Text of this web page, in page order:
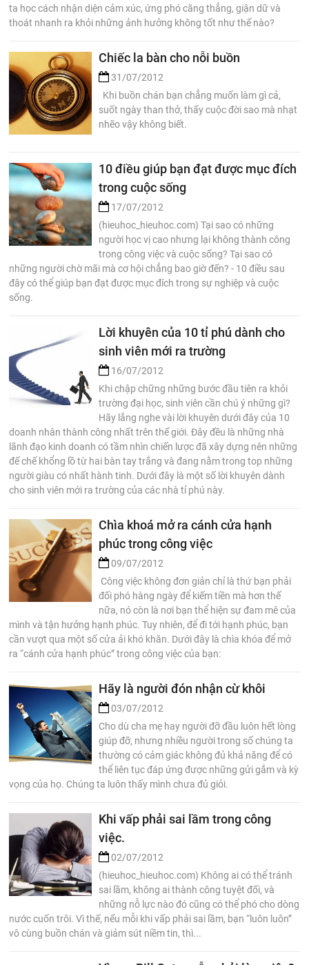
ta học cách nhận diện cảm xúc, ứng phó căng thẳng, giận dữ và
thoát nhanh ra khỏi những ảnh hưởng không tốt như thế nào?
Chiếc la bàn cho nỗi buồn
31/07/2012
Khi buồn chán bạn chẳng muốn làm gì cả,
suốt ngày than thở, thấy cuộc đời sao mà nhạt
nhẽo vậy không biết.
10 điều giúp bạn đạt được mục đích
trong cuộc sống
17/07/2012
(hieuhoc_hieuhoc.com) Tại sao có những
người học vị cao nhưng lại không thành công
trong công việc và cuộc sống? Tại sao có
những người chờ mãi mà cơ hội chẳng bao giờ đến? - 10 điều sau
đây có thể giúp bạn đạt được mục đích trong sự nghiệp và cuộc
sống.
Lời khuyên của 10 tỉ phú dành cho
sinh viên mới ra trường
16/07/2012
Khi chập chững những bước đầu tiên ra khỏi
trường đại học, sinh viên cần chú ý những gì?
Hãy lắng nghe vài lời khuyên dưới đây của 10
doanh nhân thành công nhất trên thế giới. Đây đều là những nhà
lãnh đạo kinh doanh có tầm nhìn chiến lược đã xây dựng nên những
đế chế khổng lồ từ hai bàn tay trắng và đang nằm trong top những
người giàu có nhất hành tinh. Dưới đây là một số lời khuyên dành
cho sinh viên mới ra trường của các nhà tỉ phú này.
Chìa khoá mở ra cánh cửa hạnh
phúc trong công việc
09/07/2012
Công việc không đơn giản chỉ là thứ bạn phải
đối phó hàng ngày để kiếm tiền mà hơn thế
nữa, nó còn là nơi bạn thể hiện sự đam mê của
mình và tận hưởng hạnh phúc. Tuy nhiên, để đi tới hạnh phúc, bạn
cần vượt qua một số cửa ải khó khăn. Dưới đây là chìa khóa để mở
ra “cánh cửa hạnh phúc” trong công việc của bạn:
Hãy là người đón nhận cừ khôi
03/07/2012
Cho dù cha mẹ hay người đỡ đầu luôn hết lòng
giúp đỡ, nhưng nhiều người trong số chúng ta
thường có cảm giác không đủ khả năng để có
thể liên tục đáp ứng được những gửi gắm và kỳ
vọng của họ. Chúng ta luôn thấy mình chưa đủ giỏi.
Khi vấp phải sai lầm trong công
việc.
02/07/2012
(hieuhoc_hieuhoc.com) Không ai có thể tránh
sai lầm, không ai thành công tuyệt đối, và
những nỗ lực nào đó cũng có thể phó cho dòng
nước cuốn trôi. Vì thế, nếu mỗi khi vấp phải sai lầm, bạn “luôn luôn”
vô cùng buồn chán và giảm sút niềm tin, thì...